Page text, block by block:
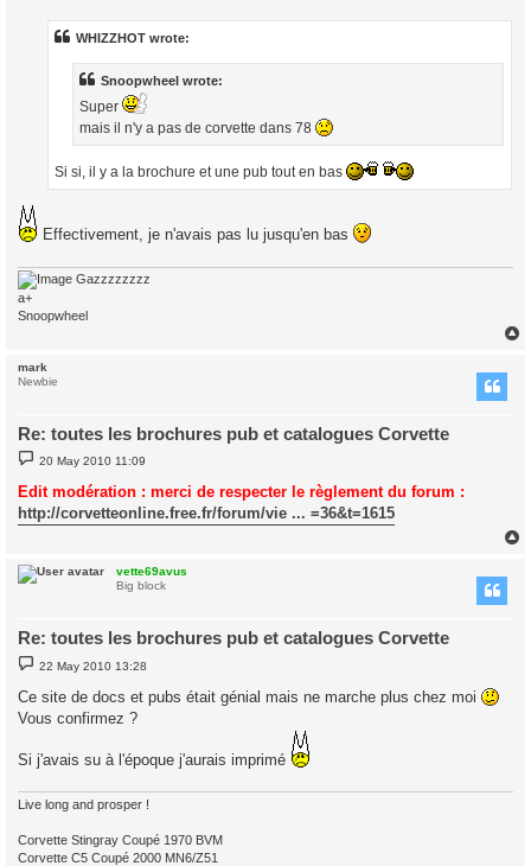
WHIZZHOT wrote:
Snoopwheel wrote:
Super
mais il n'y a pas de corvette dans 78
Si si, il y a la brochure et une pub tout en bas
Effectivement, je n'avais pas lu jusqu'en bas
Gazzzzzzzz
a+
Snoopwheel
mark
Newbie
Re: toutes les brochures pub et catalogues Corvette
P
s
t
20 May 2010 11:09
Edit modération : merci de respecter le règlement du forum :
http://corvetteonline.free.fr/forum/vie ... =36&t=1615
vette69avus
Big block
Re: toutes les brochures pub et catalogues Corvette
P
o
t
22 May 2010 13:28
Ce site de docs et pubs était génial mais ne marche plus chez moi
Vous confirmez ?
Si j'avais su à l'époque j'aurais imprimé
Live long and prosper !
Corvette Stingray Coupé 1970 BVM
Corvette C5 Coupé 2000 MN6/Z51